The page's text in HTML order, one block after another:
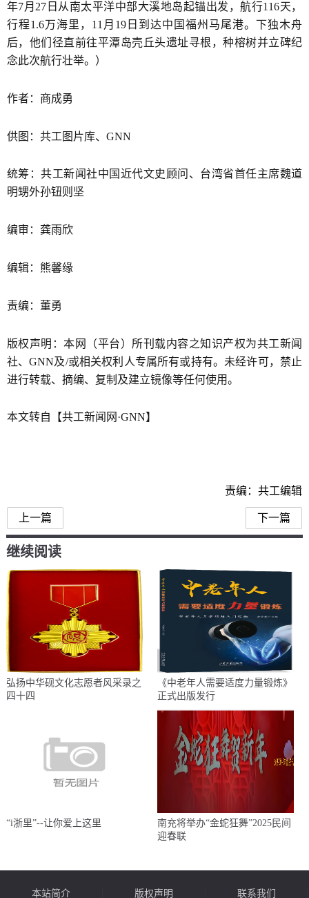
年7月27日从南太平洋中部大溪地岛起锚出发，航行116天，
行程1.6万海里，11月19日到达中国福州马尾港。下独木舟
后，他们径直前往平潭岛壳丘头遗址寻根，种榕树并立碑纪
念此次航行壮举。）
作者：商成勇
供图：共工图片库、GNN
统筹：共工新闻社中国近代文史顾问、台湾省首任主席魏道
明甥外孙钮则坚
编审：龚雨欣
编辑：熊馨缘
责编：董勇
版权声明：本网（平台）所刊载内容之知识产权为共工新闻
社、GNN及/或相关权利人专属所有或持有。未经许可，禁止
进行转载、摘编、复制及建立镜像等任何使用。
本文转自【共工新闻网·GNN】
责编：共工编辑
上一篇 下一篇
继续阅读
弘扬中华砚文化志愿者风采录之
四十四
《中老年人需要适度力量锻炼》
正式出版发行
“i浙里”--让你爱上这里
南充将举办“金蛇狂舞”2025民间
迎春联
本站简介 版权声明 联系我们